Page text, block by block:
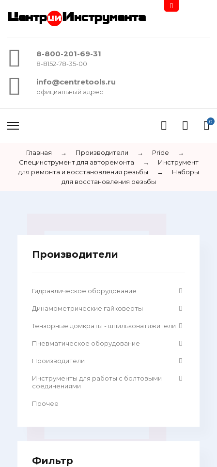
Центр Инструмента
8-800-201-69-31
8-8152-78-35-00
info@centretools.ru
официальный адрес
0
Главная → Производители → Pride
→
Специнструмент для авторемонта
→
Инструмент
для ремонта и восстановления резьбы
→
Наборы
для восстановления резьбы
Производители
Гидравлическое оборудование
Динамометрические гайковерты
Тензорные домкраты - шпильконатяжители
Пневматическое оборудование
Производители
Инструменты для работы с болтовыми
соединениями
Прочее
Фильтр